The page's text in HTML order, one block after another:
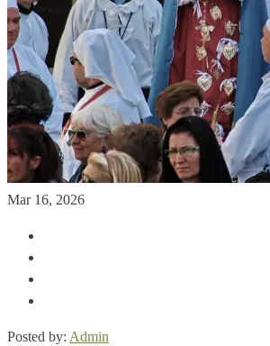
Mar 16, 2026
Posted by: Admin